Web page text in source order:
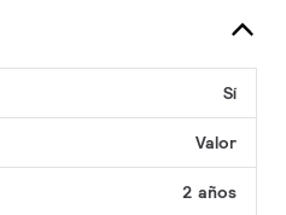
Sí
Valor
2 años